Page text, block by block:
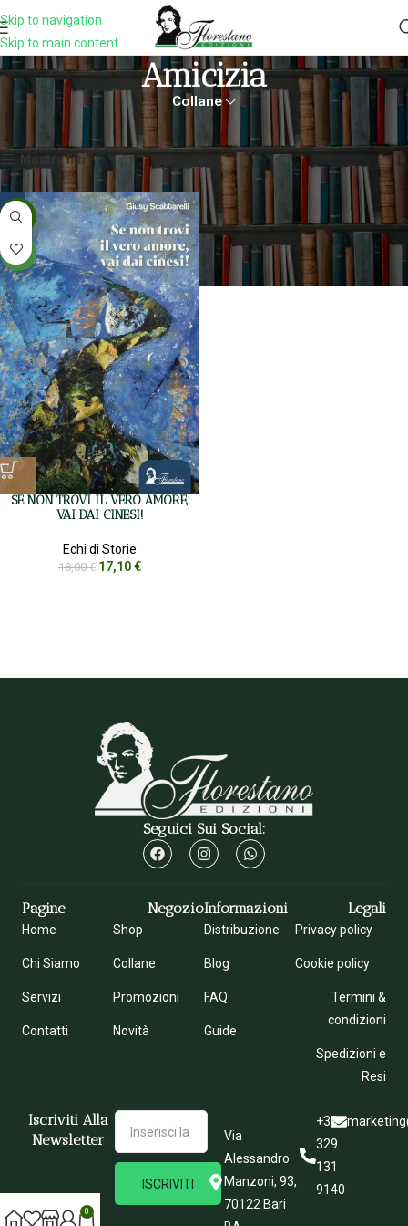
Skip to navigation
Skip to main content
Amicizia
Collane
Prodotti taggati “amicizia” Visualizzazione del risultato
Mostra filtri
-5%
NEW
SE NON TROVI IL VERO AMORE,
VAI DAI CINESI!
Echi di Storie
18,00€ 17,10€
Seguici Sui Social:
Pagine
Home
Chi Siamo
Servizi
Contatti
Negozio
Shop
Collane
Promozioni
Novità
Informazioni
Distribuzione
Blog
FAQ
Guide
Legali
Privacy policy
Cookie policy
Termini &
condizioni
Spedizioni e
Resi
Iscriviti Alla
Newsletter
ISCRIVITI
Via
Alessandro
Manzoni, 93,
70122 Bari
+39
329
131
9140
0